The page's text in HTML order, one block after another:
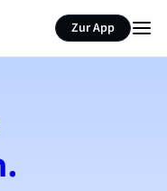
Zur App